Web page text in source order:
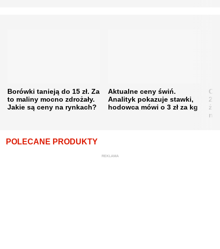
Borówki tanieją do 15 zł. Za
to maliny mocno zdrożały.
Jakie są ceny na rynkach?
Aktualne ceny świń.
Analityk pokazuje stawki,
hodowca mówi o 3 zł za kg
POLECANE PRODUKTY
REKLAMA